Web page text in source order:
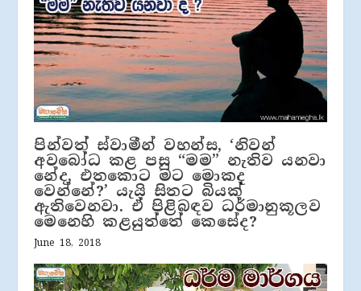
පින්වත් ස්වාමීන් වහන්ස, ‘නිවන්
අවබෝධ කළ පසු “මම” නැතිව යනවා
නේද, එතකොට මට මොකද
වෙන්නේ?’ යැයි සිතට බියක්
ඇතිවෙනවා. ඒ පිළිබඳව ධර්මානුකූලව
මෙනෙහි කළයුත්තේ කෙසේද?
June 18, 2018